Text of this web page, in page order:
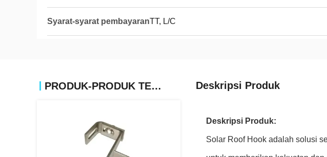
Syarat-syarat pembayaranTT, L/C
PRODUK-PRODUK TERKAIT Deskripsi Produk
Deskripsi Produk:
Solar Roof Hook adalah solusi